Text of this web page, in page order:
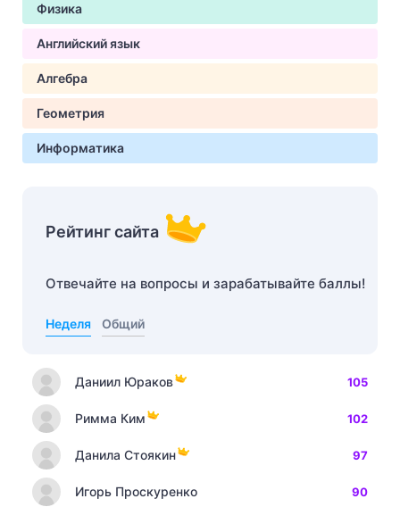
Физика
Английский язык
Алгебра
Геометрия
Информатика
Рейтинг сайта
Отвечайте на вопросы и зарабатывайте баллы!
Неделя Общий
Даниил Юраков 105
Римма Ким 102
Данила Стоякин 97
Игорь Проскуренко 90